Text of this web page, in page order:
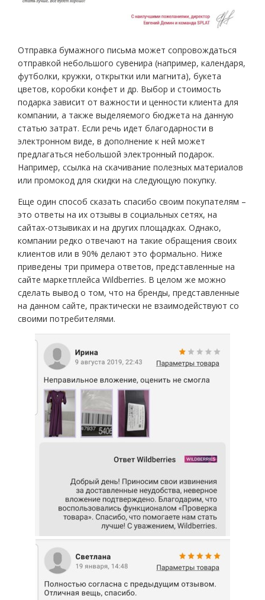
Отправка бумажного письма может сопровождаться
отправкой небольшого сувенира (например, календаря,
футболки, кружки, открытки или магнита), букета
цветов, коробки конфет и др. Выбор и стоимость
подарка зависит от важности и ценности клиента для
компании, а также выделяемого бюджета на данную
статью затрат. Если речь идет благодарности в
электронном виде, в дополнение к ней может
предлагаться небольшой электронный подарок.
Например, ссылка на скачивание полезных материалов
или промокод для скидки на следующую покупку.
Еще один способ сказать спасибо своим покупателям –
это ответы на их отзывы в социальных сетях, на
сайтах-отзывиках и на других площадках. Однако,
компании редко отвечают на такие обращения своих
клиентов или в 90% делают это формально. Ниже
приведены три примера ответов, представленные на
сайте маркетплейса Wildberries. В целом же можно
сделать вывод о том, что на бренды, представленные
на данном сайте, практически не взаимодействуют со
своими потребителями.